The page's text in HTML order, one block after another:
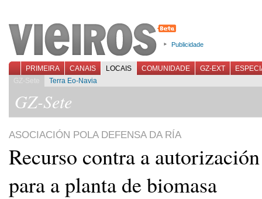
Publicidade
PRIMEIRA CANAIS LOCAIS COMUNIDADE GZ-EXT
GZ-Sete
Terra Eo-Navia
GZ-Sete
ASOCIACIÓN POLA DEFENSA DA RÍA
Recurso contra a
para a planta de biomasa